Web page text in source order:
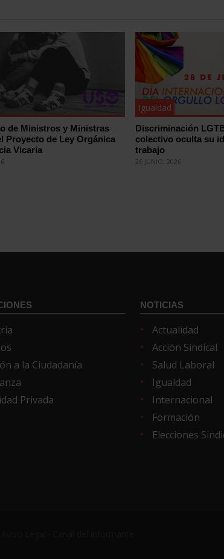
de Ministros y Ministras
Proyecto de Ley Orgánica
Vicaria
Igualdad
Discriminación
colectivo oculta su
trabajo
26 JUNIO, 2026
a la Ciudadanía
Privada
NOTICIAS
Actualidad
Acción Sindical
Salud Laboral
Igualdad
Internacional
Formación
Elecciones